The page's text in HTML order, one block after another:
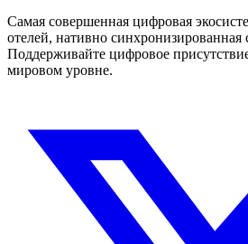
Самая совершенная цифровая
отелей, нативно синхронизированная
Поддерживайте цифровое
мировом уровне.